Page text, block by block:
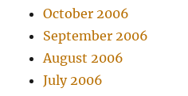
October 2006
September 2006
August 2006
July 2006